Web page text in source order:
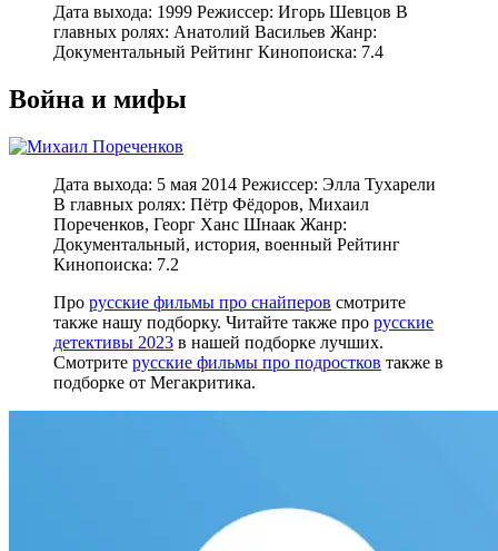
Дата выхода: 1999 Режиссер: Игорь Шевцов В
главных ролях: Анатолий Васильев Жанр:
Документальный Рейтинг Кинопоиска: 7.4
Война и мифы
Дата выхода: 5 мая 2014 Режиссер: Элла Тухарели
В главных ролях: Пётр Фёдоров, Михаил
Пореченков, Георг Ханс Шнаак Жанр:
Документальный, история, военный Рейтинг
Кинопоиска: 7.2
Про русские фильмы про снайперов смотрите
также нашу подборку. Читайте также про русские
детективы 2023 в нашей подборке лучших.
Смотрите русские фильмы про подростков также в
подборке от Мегакритика.